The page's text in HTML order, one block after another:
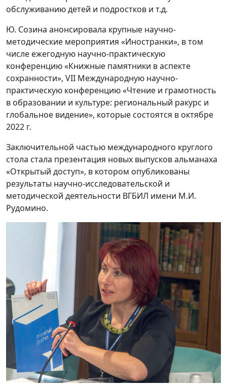
обслуживанию детей и подростков и т.д.
Ю. Созина анонсировала крупные научно-
методические мероприятия «Иностранки», в том
числе ежегодную научно-практическую
конференцию «Книжные памятники в аспекте
сохранности», VII Международную научно-
практическую конференцию «Чтение и грамотность
в образовании и культуре: региональный ракурс и
глобальное видение», которые состоятся в октябре
2022 г.
Заключительной частью международного круглого
стола стала презентация новых выпусков альманаха
«Открытый доступ», в котором опубликованы
результаты научно-исследовательской и
методической деятельности ВГБИЛ имени М.И.
Рудомино.